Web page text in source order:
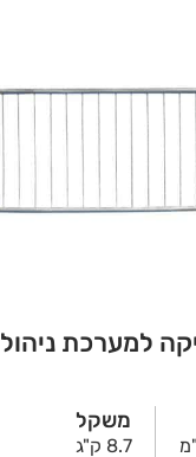
למערכת ניהול
משקל
8.7 ק"ג